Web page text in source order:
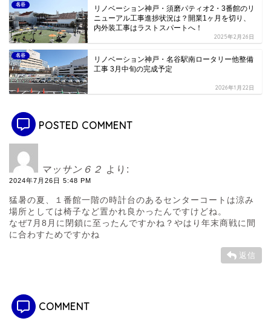
名谷
リノベーション神戸・須磨パティオ2・3番館のリ
ニューアル工事進捗状況は？開業1ヶ月を切り、
内外装工事はラストスパートへ！
2025年2月26日
名谷
リノベーション神戸・名谷駅南ロータリー他整備
工事 3月中旬の完成予定
2026年1月22日
POSTED COMMENT
マッサン６２ より:
2024年7月26日 5:48 PM
猛暑の夏、１番館一階の時計台のあるセンターコートは涼み
場所としては椅子など置かれ良かったんですけどね。
なぜ7月8月に閉鎖に至ったんですかね？やはり年末商戦に間
に合わすためですかね
返信
COMMENT